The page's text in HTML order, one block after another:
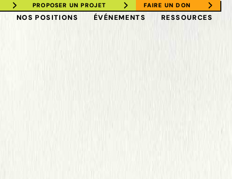
PROPOSER UN PROJET FAIRE UN DON
NOS POSITIONS ÉVÉNEMENTS RESSOURCES